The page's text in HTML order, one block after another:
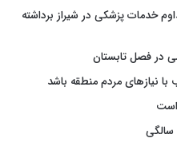
خدمات پزشکی در شیراز برداشته
در فصل تابستان
نیازهای مردم منطقه باشد
است